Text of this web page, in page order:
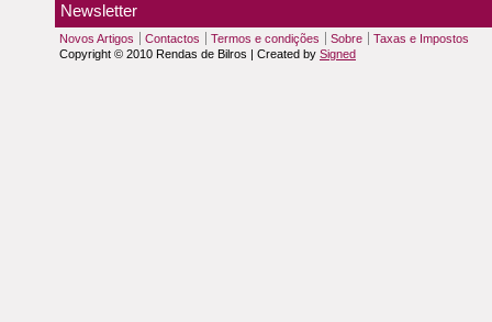
Newsletter
Novos Artigos Contactos Termos e condições Sobre
Taxas e Impostos
Copyright © 2010 Rendas de Bilros | Created by Signed